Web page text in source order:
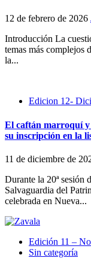
12 de febrero de 2026
Introducción La
temas más complejos
la...
Edicion 12-
El caftán marroquí
su inscripción en la
11 de diciembre de
Durante la 20ª sesión
Salvaguardia del
celebrada en Nueva...
Edición 11 –
Sin categoría